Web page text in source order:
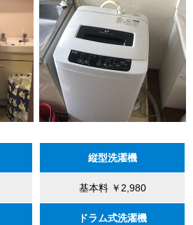
縦型洗濯機
基本料 ￥2,980
ドラム式洗濯機